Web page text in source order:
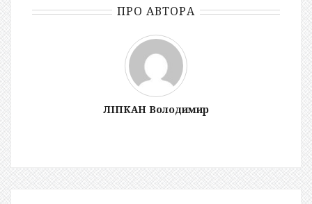
ПРО АВТОРА
ЛІПКАН Володимир